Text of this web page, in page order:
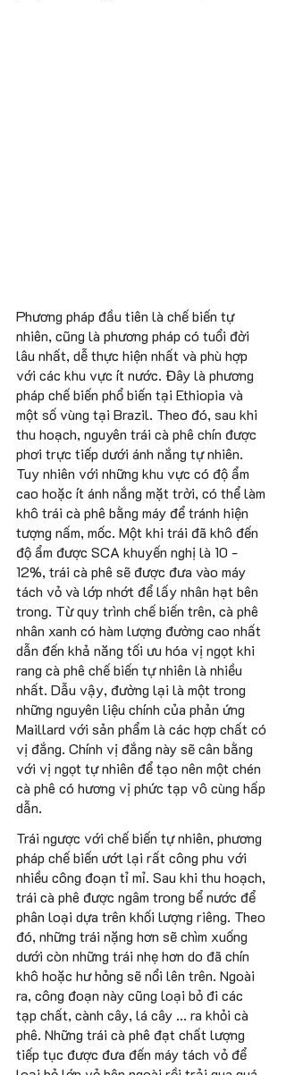
Phương pháp đầu tiên là chế biến tự
nhiên, cũng là phương pháp có tuổi đời
lâu nhất, dễ thực hiện nhất và phù hợp
với các khu vực ít nước. Đây là phương
pháp chế biến phổ biến tại Ethiopia và
một số vùng tại Brazil. Theo đó, sau khi
thu hoạch, nguyên trái cà phê chín được
phơi trực tiếp dưới ánh nắng tự nhiên.
Tuy nhiên với những khu vực có độ ẩm
cao hoặc ít ánh nắng mặt trời, có thể làm
khô trái cà phê bằng máy để tránh hiện
tượng nấm, mốc. Một khi trái đã khô đến
độ ẩm được SCA khuyến nghị là 10 -
12%, trái cà phê sẽ được đưa vào máy
tách vỏ và lớp nhớt để lấy nhân hạt bên
trong. Từ quy trình chế biến trên, cà phê
nhân xanh có hàm lượng đường cao nhất
dẫn đến khả năng tối ưu hóa vị ngọt khi
rang cà phê chế biến tự nhiên là nhiều
nhất. Dẫu vậy, đường lại là một trong
những nguyên liệu chính của phản ứng
Maillard với sản phẩm là các hợp chất có
vị đắng. Chính vị đắng này sẽ cân bằng
với vị ngọt tự nhiên để tạo nên một chén
cà phê có hương vị phức tạp vô cùng hấp
dẫn.
Trái ngược với chế biến tự nhiên, phương
pháp chế biến ướt lại rất công phu với
nhiều công đoạn tỉ mỉ. Sau khi thu hoạch,
trái cà phê được ngâm trong bể nước để
phân loại dựa trên khối lượng riêng. Theo
đó, những trái nặng hơn sẽ chìm xuống
dưới còn những trái nhẹ hơn do đã chín
khô hoặc hư hỏng sẽ nổi lên trên. Ngoài
ra, công đoạn này cũng loại bỏ đi các
tạp chất, cành cây, lá cây ... ra khỏi cà
phê. Những trái cà phê đạt chất lượng
tiếp tục được đưa đến máy tách vỏ để